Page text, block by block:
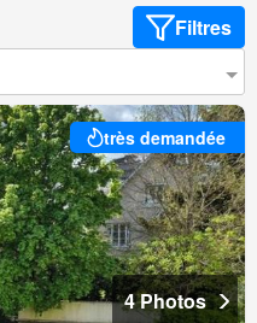
Filtres
très demandée
4 Photos